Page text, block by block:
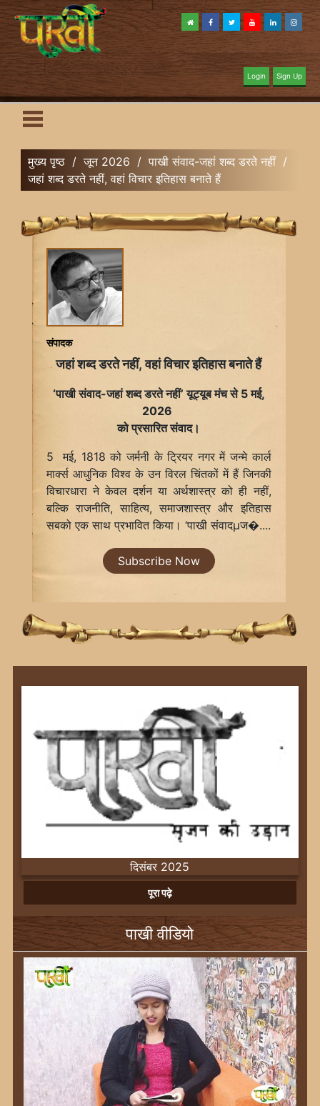
Login Sign Up
मुख्य पृष्ठ / जून 2026 / पाखी संवाद-जहां शब्द डरते नहीं /
जहां शब्द डरते नहीं, वहां विचार इतिहास बनाते हैं
संपादक
जहां शब्द डरते नहीं, वहां विचार इतिहास बनाते हैं
‘पाखी संवाद-जहां शब्द डरते नहीं’ यूट्यूब मंच से 5 मई,
2026
को प्रसारित संवाद।
5 मई, 1818 को जर्मनी के ट्रियर नगर में जन्मे कार्ल
मार्क्स आधुनिक विश्व के उन विरल चिंतकों में हैं जिनकी
विचारधारा ने केवल दर्शन या अर्थशास्त्र को ही नहीं,
बल्कि राजनीति, साहित्य, समाजशास्त्र और इतिहास
सबको एक साथ प्रभावित किया। ‘पाखी संवादµज�....
Subscribe Now
दिसंबर 2025
Previous
Next
पूरा पढ़े
पाखी वीडियो